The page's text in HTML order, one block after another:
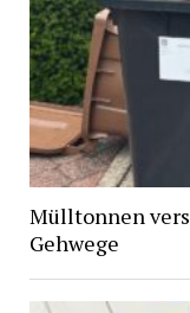
Mülltonnen
Gehwege